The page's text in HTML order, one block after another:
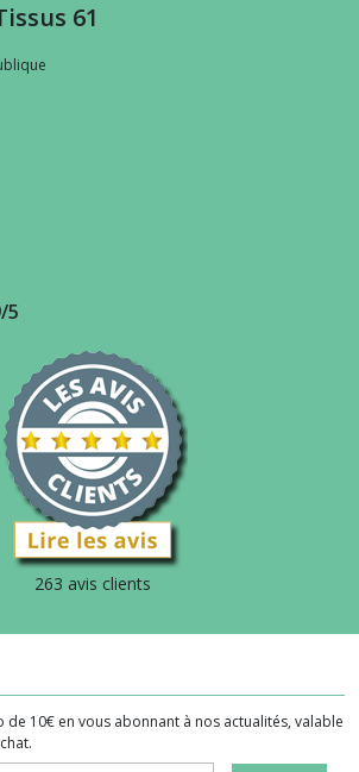
61
5
263 avis clients
de 10€ en vous abonnant à nos actualités, valable